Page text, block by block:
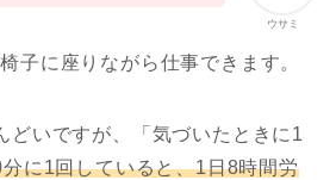
ウサミ
子に座りながら仕事できます。
どいですが、「気づいたときに1
に1回していると、1日8時間労